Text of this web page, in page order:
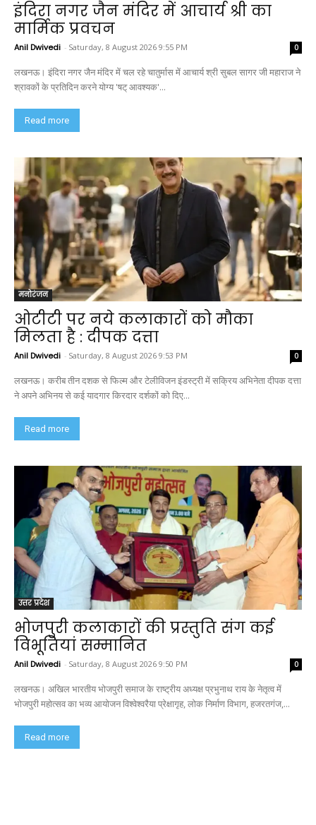
इंदिरा नगर जैन मंदिर में आचार्य श्री का
मार्मिक प्रवचन
Anil Dwivedi - Saturday, 8 August 2026 9:55 PM 0
लखनऊ। इंदिरा नगर जैन मंदिर में चल रहे चातुर्मास में आचार्य श्री सुबल सागर जी महाराज ने
श्रावकों के प्रतिदिन करने योग्य 'षट् आवश्यक'...
Read more
मनोरंजन
ओटीटी पर नये कलाकारों को मौका
मिलता है : दीपक दत्ता
Anil Dwivedi - Saturday, 8 August 2026 9:53 PM 0
लखनऊ। करीब तीन दशक से फिल्म और टेलीविजन इंडस्ट्री में सक्रिय अभिनेता दीपक दत्ता
ने अपने अभिनय से कई यादगार किरदार दर्शकों को दिए...
Read more
उत्तर प्रदेश
भोजपुरी कलाकारों की प्रस्तुति संग कई
विभूतियां सम्मानित
Anil Dwivedi - Saturday, 8 August 2026 9:50 PM 0
लखनऊ। अखिल भारतीय भोजपुरी समाज के राष्ट्रीय अध्यक्ष प्रभुनाथ राय के नेतृत्व में
भोजपुरी महोत्सव का भव्य आयोजन विश्वेश्वरैया प्रेक्षागृह, लोक निर्माण विभाग, हजरतगंज,...
Read more